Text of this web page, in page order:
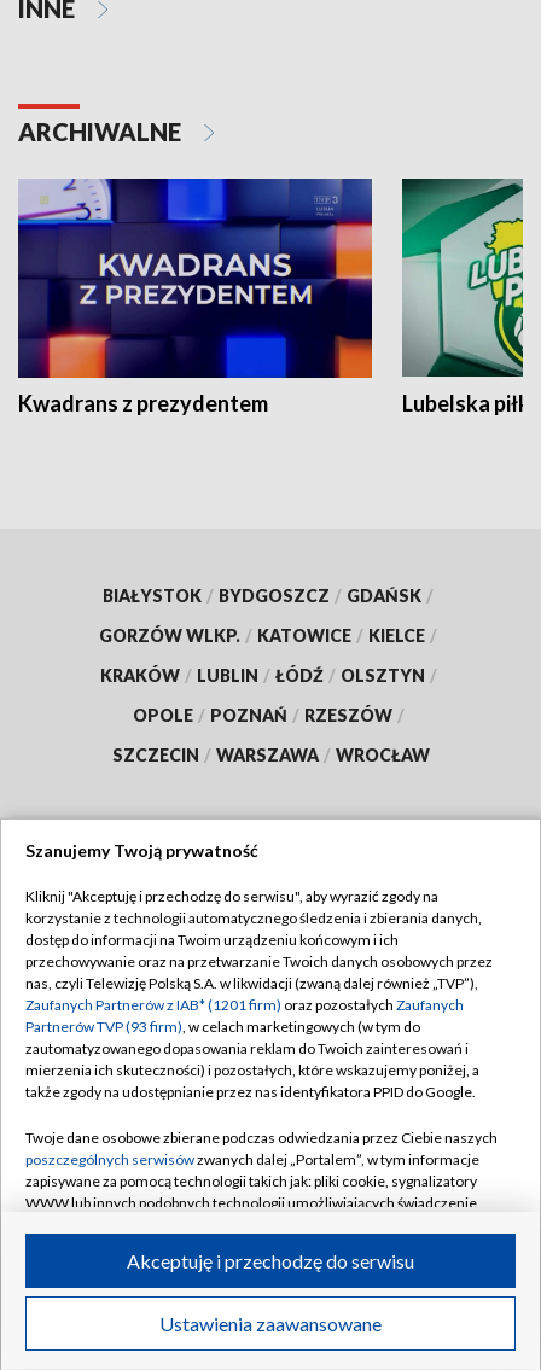
INNE
ARCHIWALNE
Kwadrans z prezydentem Lubelska piłka
BIAŁYSTOK / BYDGOSZCZ / GDAŃSK /
GORZÓW WLKP. / KATOWICE / KIELCE /
KRAKÓW / LUBLIN / ŁÓDŹ / OLSZTYN /
OPOLE / POZNAŃ / RZESZÓW /
SZCZECIN / WARSZAWA / WROCŁAW
TVP
Abonament TVP
Emisja w TVP
Centrum informacji TVP
Naziemna Telewizja Cyfrowa
Rada Programowa
System NOS
Informacje o nadawcy
Program dla prasy
Ogłoszenie przetargowe
Regulamin TVP
Polityka prywatności
Moje zgody
Pomoc
Kontakt
Kanały
©2026 Telewizja Polska S.A. w likwidacji
Szanujemy Twoją prywatność
Kliknij "Akceptuję i przechodzę do serwisu", aby wyrazić zgody na
korzystanie z technologii automatycznego śledzenia i zbierania danych,
dostęp do informacji na Twoim urządzeniu końcowym i ich
przechowywanie oraz na przetwarzanie Twoich danych osobowych przez
nas, czyli Telewizję Polską S.A. w likwidacji (zwaną dalej również „TVP”),
Zaufanych Partnerów z IAB* (1201 firm) oraz pozostałych Zaufanych
Partnerów TVP (93 firm), w celach marketingowych (w tym do
zautomatyzowanego dopasowania reklam do Twoich zainteresowań i
mierzenia ich skuteczności) i pozostałych, które wskazujemy poniżej, a
także zgody na udostępnianie przez nas identyfikatora PPID do Google.
Twoje dane osobowe zbierane podczas odwiedzania przez Ciebie naszych
poszczególnych serwisówzwanych dalej „Portalem”, w tym informacje
zapisywane za pomocą technologii takich jak: pliki cookie, sygnalizatory
WWW lub innych podobnych technologii umożliwiających świadczenie
ruchu w Internecie.
Twoje dane osobowe zbierane podczas odwiedzania przez Ciebie
poszczególnych serwisówna Portalu, takie jak adresy IP, identyfikatory
Ustawienia zaawansowane
Akceptuję i przechodzę do serwisu